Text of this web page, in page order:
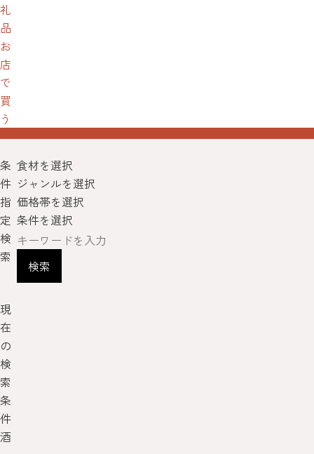
礼
品
お
店
で
買
う
条
件
指
定
検
索
食材を選択
ジャンルを選択
価格帯を選択
条件を選択
検索
現
在
の
検
索
条
件
酒